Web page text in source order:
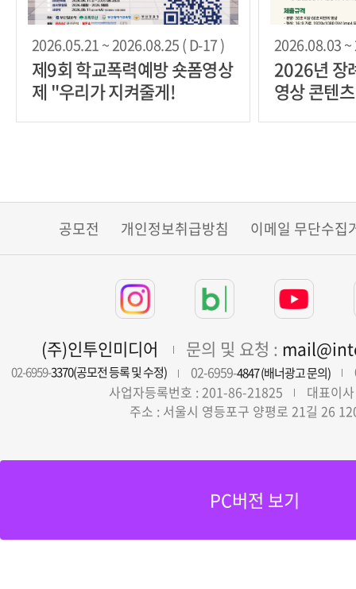
2026.05.21 ~ 2026.08.25 ( D-17 )
제9회 학교폭력예방 숏폼영상
제 "우리가 지켜줄게!
2026.08.03 ~
2026년 장
영상 콘텐
공모전 개인정보취급방침 이메일 무단수집
(주)인투인미디어 문의 및 요청 :
02-6959-3370(공모전 등록 및 수정) 02-6959-4847 (배너광고 문의)
사업자등록번호 : 201-86-21825
대표이
주소 : 서울시 영등포구 양평로 21길 26
PC버전 보기